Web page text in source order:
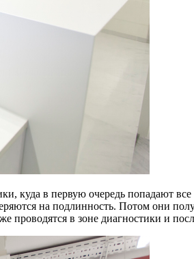
куда в первую очередь попадают
на подлинность. Потом они
в зоне диагностики и